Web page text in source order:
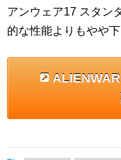
アンウェア17 スタン
的な性能よりもやや